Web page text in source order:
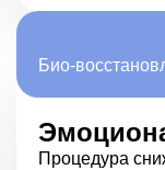
Био-
Процедура